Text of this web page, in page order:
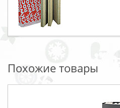
Похожие товары